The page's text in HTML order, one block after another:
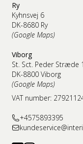
Ry
Kyhnsvej 6
DK-8680 Ry
(Google Maps)
Viborg
St. Sct. Peder Stræde
DK-8800 Viborg
(Google Maps)
VAT number:
+4575893395